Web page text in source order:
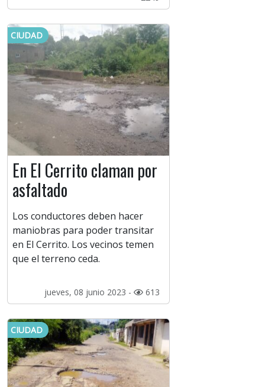
CIUDAD
En El Cerrito claman por
asfaltado
Los conductores deben hacer
maniobras para poder transitar
en El Cerrito. Los vecinos temen
que el terreno ceda.
jueves, 08 junio 2023 - 613
CIUDAD